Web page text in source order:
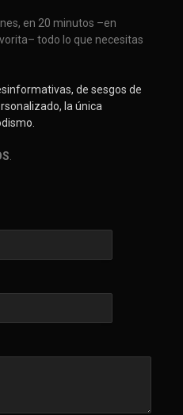
en 20 minutos –en
todo lo que necesitas
de sesgos de
la única